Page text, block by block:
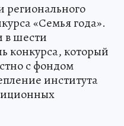
регионального
«Семья года».
в шести
конкурса, который
с фондом
института